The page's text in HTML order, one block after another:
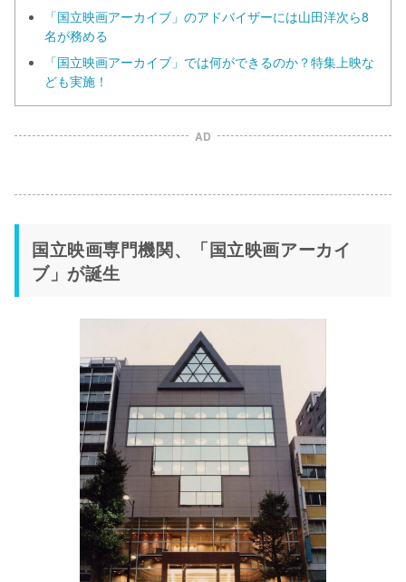
「国立映画アーカイブ」のアドバイザーには山田洋次ら8
名が務める
「国立映画アーカイブ」では何ができるのか？特集上映な
ども実施！
AD
国立映画専門機関、「国立映画アーカイ
ブ」が誕生